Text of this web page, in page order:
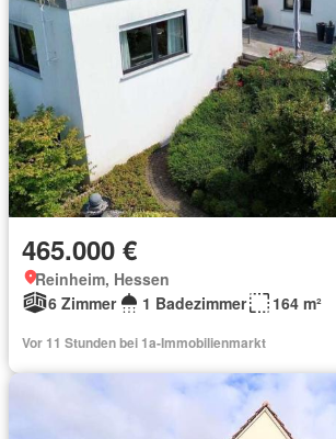
465.000 €
Reinheim, Hessen
6 Zimmer
1 Badezimmer 164 m²
Vor 11 Stunden bei 1a-Immobilienmarkt